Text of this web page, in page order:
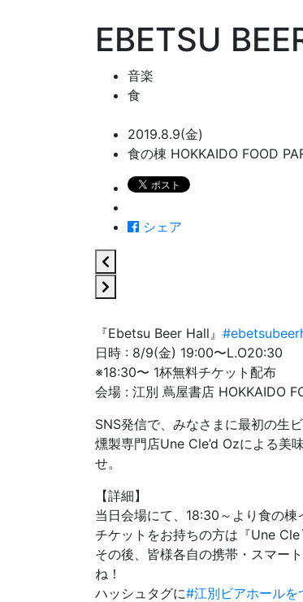
EBETSU
音楽
食
2019.8.9(金)
食の棟 HOKKAIDO FOOD
シェア
『Ebetsu Beer Hall』
日時 : 8/9(金) 19:00〜L.O20:30
※18:30〜 1杯無料チケット配布
会場 : 江別 蔦屋書店 HOKKAIDO
SNS発信で、みなさまに最初の生
燻製専門店Une Cle’d Ozによる美
せ。
【詳細】
当日会場にて、18:30～より食の棟
チケットをお持ちの方は『Une
その後、皆様各自の携帯・スマー
ね！
ハッシュタグに#江別ビアホールを